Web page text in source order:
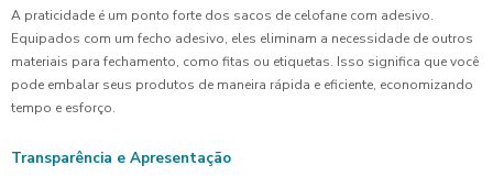
A praticidade é um ponto forte dos sacos de celofane com adesivo.
Equipados com um fecho adesivo, eles eliminam a necessidade de outros
materiais para fechamento, como fitas ou etiquetas. Isso significa que você
pode embalar seus produtos de maneira rápida e eficiente, economizando
tempo e esforço.
Transparência e Apresentação